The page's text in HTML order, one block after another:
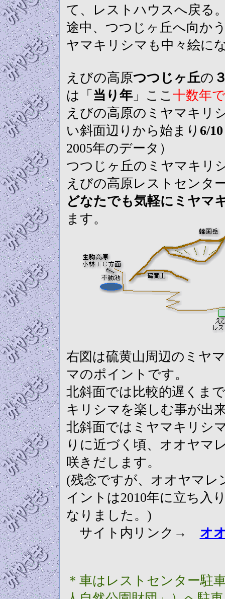
て、レストハウスへ戻
途中、つつじヶ丘へ向か
ヤマキリシマも中々絵に
えびの高原つつじヶ丘の
は「 当り年」ここ 十数年
えびの高原のミヤマキリ
い斜面辺りから始まり 6/
2005年のデータ）
つつじヶ丘のミヤマキリ
えびの高原レストセンタ
どなたでも気軽にミヤマ
ます。
右図は硫黄山周辺のミヤ
マのポイントです。
北斜面では比較的遅くま
キリシマを楽しむ事が出
北斜面ではミヤマキリシ
りに近づく頃、オオヤマ
咲きだします。
(残念ですが、オオヤマレ
イントは2010年に立ち入
なりました。)
サイト内リンク→ オ
＊車はレストセンター駐